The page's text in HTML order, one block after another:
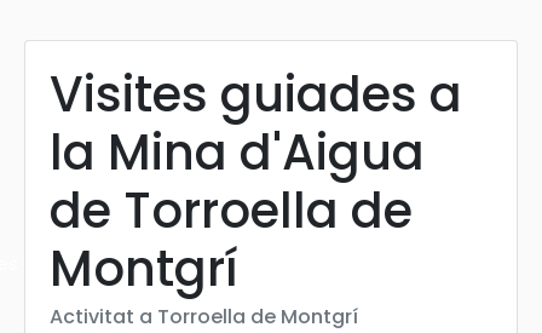
Visites guiades a
la Mina d'Aigua
de Torroella de
Montgrí
Activitat a Torroella de Montgrí